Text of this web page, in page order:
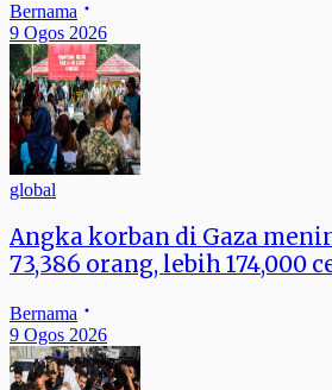
Bernama
9 Ogos 2026
global
Angka korban di Gaza
73,386 orang, lebih 174,000
Bernama
9 Ogos 2026